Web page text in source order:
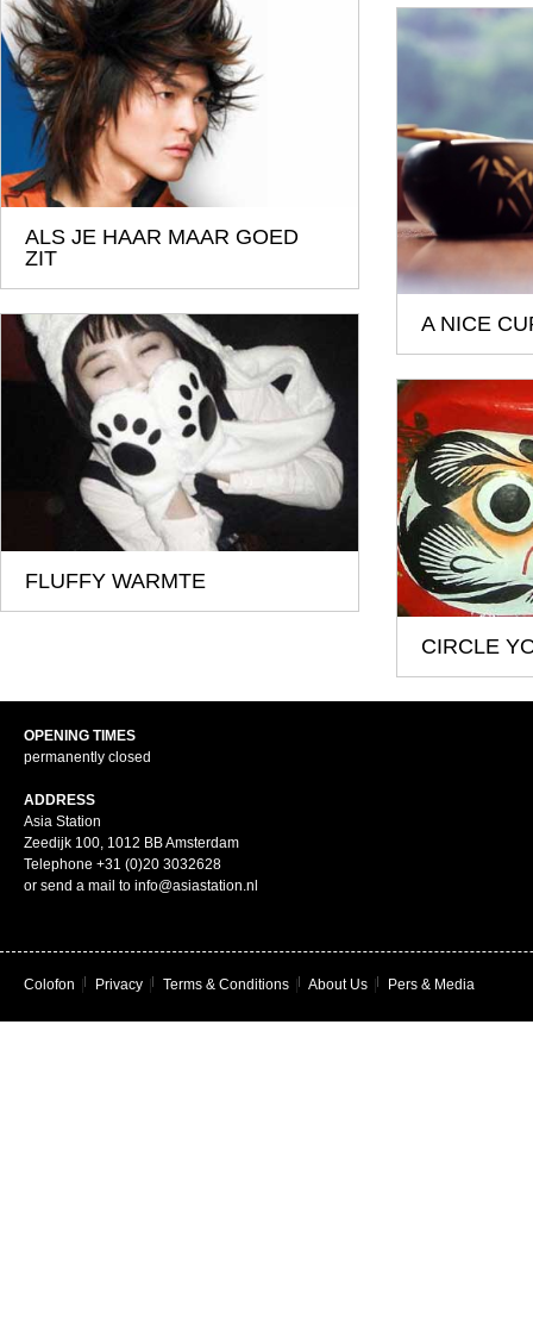
ALS JE HAAR MAAR GOED
ZIT
A NICE
FLUFFY WARMTE
CIRCLE
OPENING TIMES
permanently closed
ADDRESS
Asia Station
Zeedijk 100, 1012 BB Amsterdam
Telephone +31 (0)20 3032628
or send a mail to info@asiastation.nl
Colofon Privacy Terms & Conditions About Us Pers & Media